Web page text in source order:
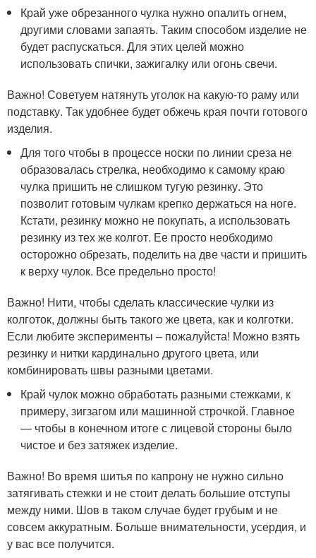
Край уже обрезанного чулка нужно опалить огнем,
другими словами запаять. Таким способом изделие не
будет распускаться. Для этих целей можно
использовать спички, зажигалку или огонь свечи.
Важно! Советуем натянуть уголок на какую-то раму или
подставку. Так удобнее будет обжечь края почти готового
изделия.
Для того чтобы в процессе носки по линии среза не
образовалась стрелка, необходимо к самому краю
чулка пришить не слишком тугую резинку. Это
позволит готовым чулкам крепко держаться на ноге.
Кстати, резинку можно не покупать, а использовать
резинку из тех же колгот. Ее просто необходимо
осторожно обрезать, поделить на две части и пришить
к верху чулок. Все предельно просто!
Важно! Нити, чтобы сделать классические чулки из
колготок, должны быть такого же цвета, как и колготки.
Если любите эксперименты – пожалуйста! Можно взять
резинку и нитки кардинально другого цвета, или
комбинировать швы разными цветами.
Край чулок можно обработать разными стежками, к
примеру, зигзагом или машинной строчкой. Главное
— чтобы в конечном итоге с лицевой стороны было
чистое и без затяжек изделие.
Важно! Во время шитья по капрону не нужно сильно
затягивать стежки и не стоит делать большие отступы
между ними. Шов в таком случае будет грубым и не
совсем аккуратным. Больше внимательности, усердия, и
у вас все получится.